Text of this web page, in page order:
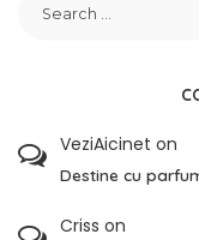
VeziAicinet on
Destine cu
Criss on